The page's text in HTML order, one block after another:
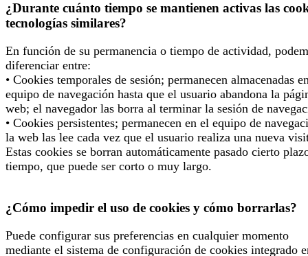
¿Durante cuánto tiempo se mantienen activas las
tecnologías similares?
En función de su permanencia o tiempo de actividad,
diferenciar entre:
• Cookies temporales de sesión; permanecen almacenadas
equipo de navegación hasta que el usuario abandona la
web; el navegador las borra al terminar la sesión de
• Cookies persistentes; permanecen en el equipo de
la web las lee cada vez que el usuario realiza una nueva
Estas cookies se borran automáticamente pasado cierto
tiempo, que puede ser corto o muy largo.
¿Cómo impedir el uso de cookies y cómo borrarlas?
Puede configurar sus preferencias en cualquier momento
mediante el sistema de configuración de cookies integrado